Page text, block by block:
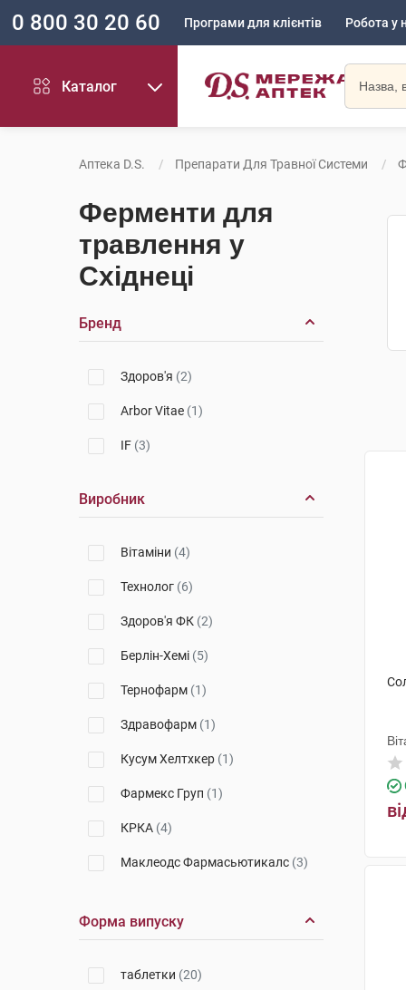
0 800 30 20 60 Програми для клієнтів Робота у
Каталог
Аптека D.S. Препарати Для Травної Системи
Ферменти для
травлення у
Східнеці
Бренд
Здоров'я (2)
Arbor Vitae (1)
IF (3)
Виробник
Вітаміни (4)
Технолог (6)
Здоров'я ФК (2)
Берлін-Хемі (5)
Тернофарм (1)
Здравофарм (1)
Кусум Хелтхкер (1)
Фармекс Груп (1)
КРКА (4)
Маклеодс Фармасьютикалс (3)
Харківська фармацевтична
Абботт Лабораторіз
Форма випуску
таблетки (20)